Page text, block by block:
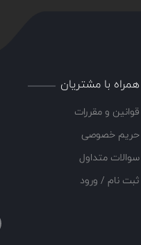
همراه با مشتریان
قوانین و مقررات
حریم خصوصی
سوالات متداول
ثبت نام / ورود